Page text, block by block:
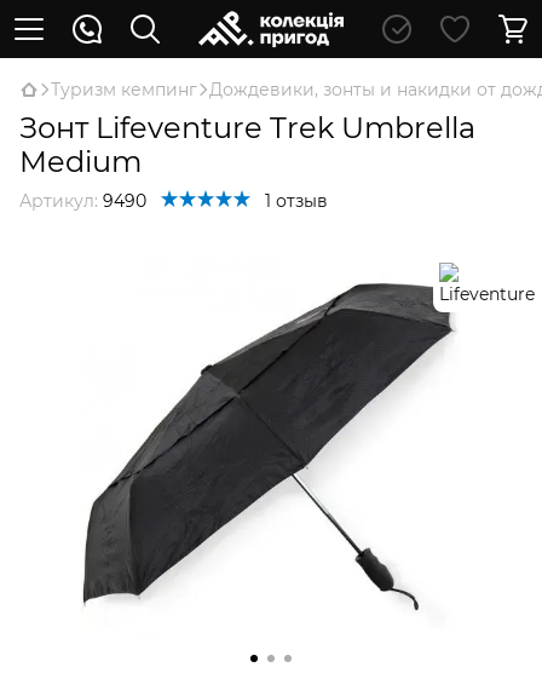
Туризм кемпинг Дождевики, зонты и накидки от
Зонт Lifeventure Trek Umbrella
Medium
Артикул: 9490 1 отзыв